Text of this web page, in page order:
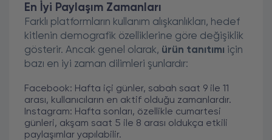
En İyi Paylaşım Zamanları
Farklı platformların kullanım alışkanlıkları, hedef
kitlenin demografik özelliklerine göre değişiklik
gösterir. Ancak genel olarak, ürün tanıtımı için
bazı en iyi zaman dilimleri şunlardır:
Facebook: Hafta içi günler, sabah saat 9 ile 11
arası, kullanıcıların en aktif olduğu zamanlardır.
Instagram: Hafta sonları, özellikle cumartesi
günleri, akşam saat 5 ile 8 arası oldukça etkili
paylaşımlar yapılabilir.